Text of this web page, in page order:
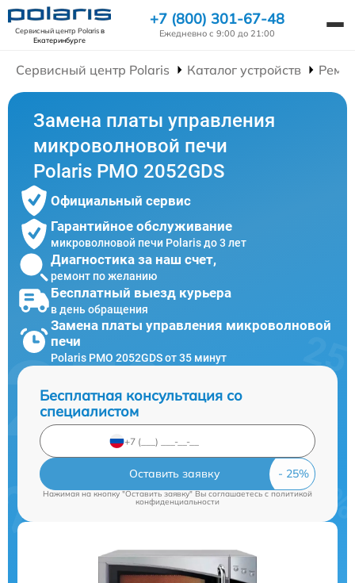
Сервисный центр Polarisв
Екатеринбурге
+7 (800) 301-67-48
Ежедневно с 9:00 до 21:00
Сервисный центр Polaris Каталог устройств
Замена платы управления
микроволновой печи
Polaris PMO 2052GDS
Официальный сервис
Гарантийное обслуживание
микроволновой печи Polaris до 3 лет
Диагностика за наш счет,
ремонт по желанию
Бесплатный выезд курьера
в день обращения
Замена платы управления микроволновой
печи
Polaris PMO 2052GDS от 35 минут
Бесплатная консультация со
специалистом
Оставить заявку
Нажимая на кнопку "Оставить заявку" Вы соглашаетесь cполитикой
конфиденциальности